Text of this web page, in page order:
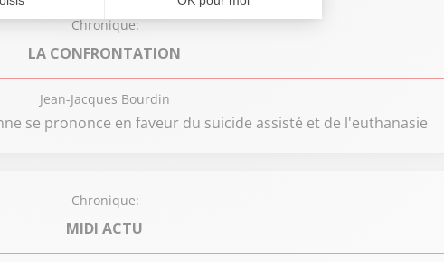
Chronique:
LA CONFRONTATION
Jean-Jacques Bourdin
se prononce en faveur du suicide assisté et de l'euthanasie
Chronique:
MIDI ACTU